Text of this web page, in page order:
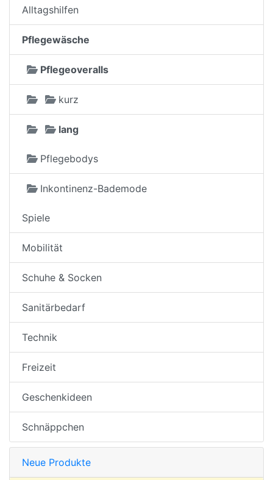
Alltagshilfen
Pflegewäsche
Pflegeoveralls
kurz
lang
Pflegebodys
Inkontinenz-Bademode
Spiele
Mobilität
Schuhe & Socken
Sanitärbedarf
Technik
Freizeit
Geschenkideen
Schnäppchen
Neue Produkte